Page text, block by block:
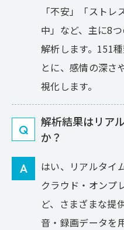
「不安」「スト
中」など、主に8
解析します。151
とに、感情の深さ
視化します。
Q
解析結果はリア
か？
A
はい、リアルタイ
クラウド・オンプ
ど、さまざまな提
音・録画データを